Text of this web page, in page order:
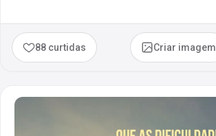
88 curtidas Criar imagem